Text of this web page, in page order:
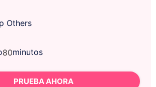
Others
80minutos
PRUEBA AHORA